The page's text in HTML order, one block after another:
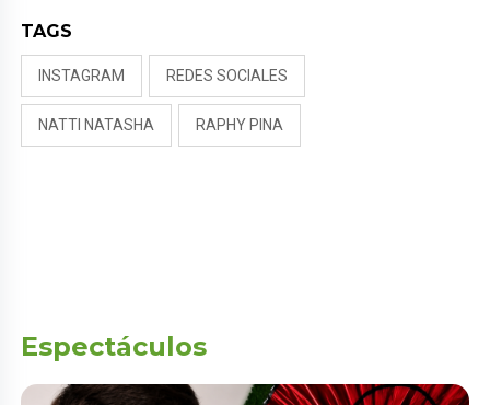
TAGS
INSTAGRAM REDES SOCIALES
NATTI NATASHA RAPHY PINA
Espectáculos